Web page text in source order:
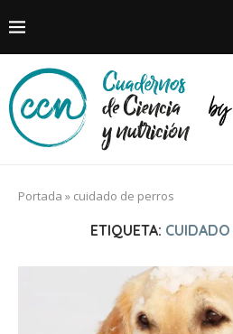
Portada » cuidado de perros
ETIQUETA: